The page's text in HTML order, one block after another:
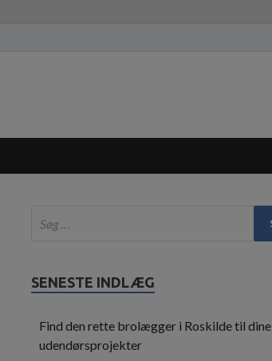
SENESTE INDLÆG
Find den rette brolægger i Roskilde til dine
udendørsprojekter